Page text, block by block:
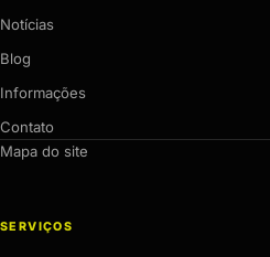
Notícias
Blog
Informações
Contato
Mapa do site
SERVIÇOS